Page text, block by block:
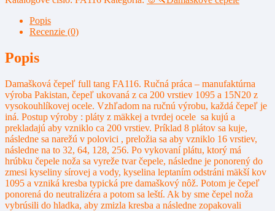
Popis
Recenzie (0)
Popis
Damašková čepeľ full tang FA116. Ručná práca – manufaktúrna
výroba Pakistan, čepeľ ukovaná z ca 200 vrstiev 1095 a 15N20 z
vysokouhlíkovej ocele. Vzhľadom na ručnú výrobu, každá čepeľ je
iná. Postup výroby : pláty z mäkkej a tvrdej ocele sa kujú a
prekladajú aby vzniklo ca 200 vrstiev. Príklad 8 plátov sa kuje,
následne sa narežú v polovici , preložia sa aby vzniklo 16 vrstiev,
následne na to 32, 64, 128, 256. Po vykovaní plátu, ktorý má
hrúbku čepele noža sa vyreže tvar čepele, následne je ponorený do
zmesi kyseliny sírovej a vody, kyselina leptaním odstráni mäkší kov
1095 a vzniká kresba typická pre damaškový nôž. Potom je čepeľ
ponorená do neutralizéra a potom sa leští. Ak by sme čepel noža
vybrúsili do hladka, aby zmizla kresba a následne zopakovali